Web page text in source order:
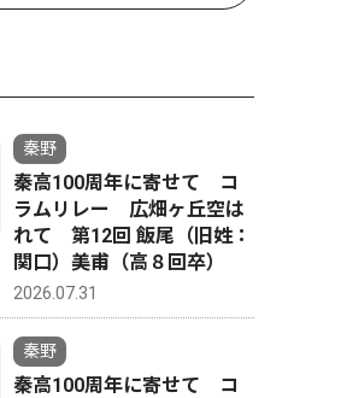
コメッツ優勝 な
野球大会
秦野市戸
さんが、
版
秦野
秦高100周年に寄せて コ
ラムリレー 広畑ヶ丘空は
れて 第12回 飯尾（旧姓：
関口）美甫（高８回卒）
2026.07.31
秦野
秦高100周年に寄せて コ